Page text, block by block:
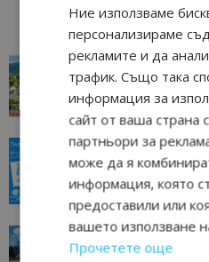
“Пощенска
отвъд
Петрич 11/07/
“Пощенска
всички времена
Пловдив 23/06/
“Пощенска
традициите,
Ние използваме
персонализираме
рекламите и да
трафик. Също така
информация за
сайт от ваша страна
партньори за
може да я
информация, която
предоставили или
вашето използване
Прочетете още